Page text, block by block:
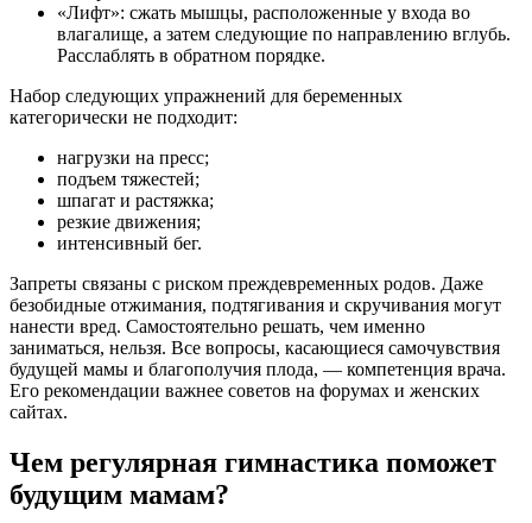
«Лифт»: сжать мышцы, расположенные у входа во
влагалище, а затем следующие по направлению вглубь.
Расслаблять в обратном порядке.
Набор следующих упражнений для беременных
категорически не подходит:
нагрузки на пресс;
подъем тяжестей;
шпагат и растяжка;
резкие движения;
интенсивный бег.
Запреты связаны с риском преждевременных родов. Даже
безобидные отжимания, подтягивания и скручивания могут
нанести вред. Самостоятельно решать, чем именно
заниматься, нельзя. Все вопросы, касающиеся самочувствия
будущей мамы и благополучия плода, — компетенция врача.
Его рекомендации важнее советов на форумах и женских
сайтах.
Чем регулярная гимнастика поможет
будущим мамам?